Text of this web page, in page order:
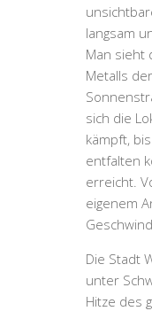
langsam
Man sieht
Metalls
sich die
kämpft,
entfalten
erreicht.
eigenem
Die Stadt
unter
Hitze des